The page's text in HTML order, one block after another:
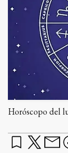
Horóscopo del